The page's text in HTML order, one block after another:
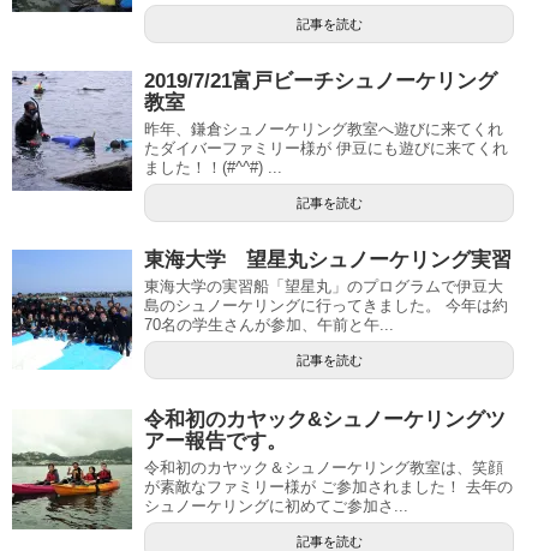
記事を読む
2019/7/21富戸ビーチシュノーケリング
教室
昨年、鎌倉シュノーケリング教室へ遊びに来てくれ
たダイバーファミリー様が 伊豆にも遊びに来てくれ
ました！！(#^^#) ...
記事を読む
東海大学 望星丸シュノーケリング実習
東海大学の実習船「望星丸」のプログラムで伊豆大
島のシュノーケリングに行ってきました。 今年は約
70名の学生さんが参加、午前と午...
記事を読む
令和初のカヤック&シュノーケリングツ
アー報告です。
令和初のカヤック＆シュノーケリング教室は、笑顔
が素敵なファミリー様が ご参加されました！ 去年の
シュノーケリングに初めてご参加さ...
記事を読む